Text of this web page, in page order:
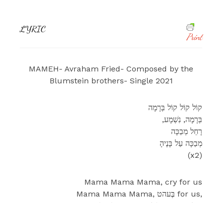
LYRIC
Print
MAMEH- Avraham Fried- Composed by the
Blumstein brothers- Single 2021
קוֹל קוֹל קוֹל בְּרָמָה
,בְּרָמָה, נִשְׁמָע
רָחֵל מְבַכָּה
מְבַכָּה עַל בָּנֶיהָ
(x2)
Mama Mama Mama, cry for us
Mama Mama Mama, בֶּעהט for us,